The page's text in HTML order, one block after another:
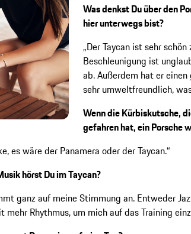
Was denkst Du über den
hier unterwegs bist?
„Der Taycan ist sehr schön
Beschleunigung ist
ab. Außerdem hat er
sehr umweltfreundlich,
Wenn die Kürbiskutsche,
gefahren hat, ein Porsche
es wäre der Panamera oder der Taycan.“
hörst Du im Taycan?
ganz auf meine Stimmung an. Entweder
mehr Rhythmus, um mich auf das Training